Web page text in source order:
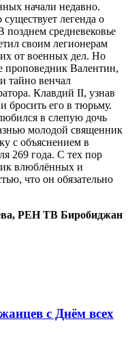
начали недавно.
легенда о
средневековье
своим легионерам
от военных дел. Но
проповедник Валентин,
тайно венчал
Клавдий II, узнав
бросить его в тюрьму.
в слепую дочь
молодой священник
с объяснением в
269 года. С тех пор
влюблённых и
что он обязательно
РЕН ТВ Биробиджан
с Днём всех